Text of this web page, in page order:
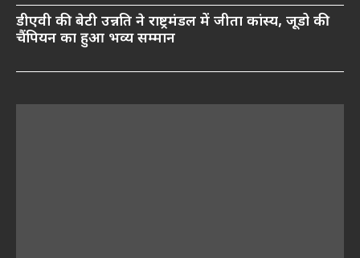
डीएवी की बेटी उन्नति ने राष्ट्रमंडल में जीता कांस्य, जूडो की
चैंपियन का हुआ भव्य सम्मान